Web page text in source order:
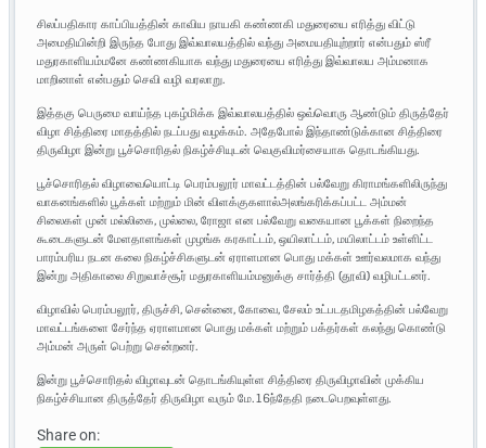
சிலப்பதிகார காப்பியத்தின் காவிய நாயகி கண்ணகி மதுரையை எரித்து விட்டு
அமைதியின்றி இருந்த போது இவ்வாலயத்தில் வந்து அமையதியுற்றார் என்பதும் ஸ்ரீ
மதுரகாளியம்மனே கண்ணகியாக வந்து மதுரையை எரித்து இவ்வாலய அம்மனாக
மாறினாள் என்பதும் செவி வழி வரலாறு.
இத்தகு பெருமை வாய்ந்த புகழ்மிக்க இவ்வாலயத்தில் ஒவ்வொரு ஆண்டும் திருத்தேர்
விழா சித்திரை மாதத்தில் நடப்பது வழக்கம். அதேபோல் இந்தாண்டுக்கான சித்திரை
திருவிழா இன்று பூச்சொரிதல் நிகழ்ச்சியுடன் வெகுவிமர்சையாக தொடங்கியது.
பூச்சொரிதல் விழாவையொட்டி பெரம்பலூர் மாவட்டத்தின் பல்வேறு கிராமங்களிலிருந்து
வாகனங்களில் பூக்கள் மற்றும் மின் விளக்குகளால்அலங்கரிக்கப்பட்ட அம்மன்
சிலைகள் முன் மல்லிகை, முல்லை, ரோஜா என பல்வேறு வகையான பூக்கள் நிறைந்த
கூடைகளுடன் மேளதாளங்கள் முழங்க கரகாட்டம், ஒயிலாட்டம், மயிலாட்டம் உள்ளிட்ட
பாரம்பரிய நடன கலை நிகழ்ச்சிகளுடன் ஏராளமான பொது மக்கள் ஊர்வலமாக வந்து
இன்று அதிகாலை சிறுவாச்சூர் மதுரகாளியம்மனுக்கு சார்த்தி (தூவி) வழிபட்டனர்.
விழாவில் பெரம்பலூர், திருச்சி, சென்னை, கோவை, சேலம் உட்படதமிழகத்தின் பல்வேறு
மாவட்டங்களை சேர்ந்த ஏராளமான பொது மக்கள் மற்றும் பக்தர்கள் கலந்து கொண்டு
அம்மன் அருள் பெற்று சென்றனர்.
இன்று பூச்சொரிதல் விழாவுடன் தொடங்கியுள்ள சித்திரை திருவிழாவின் முக்கிய
நிகழ்ச்சியான திருத்தேர் திருவிழா வரும் மே.16ந்தேதி நடைபெறவுள்ளது.
Share on: